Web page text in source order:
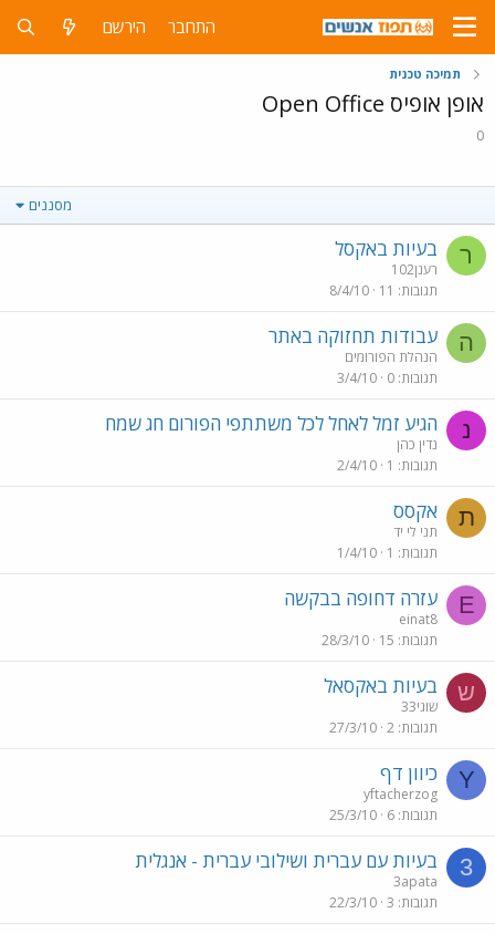
התחבר הירשם
תמיכה טכנית
אופן אופיס Open Office
0
מסננים
ר בעיות באקסל
רענן102
תגובות 11
8/4/10
ה עבודות תחזוקה באתר
הנהלת הפורומים
תגובות 0
3/4/10
נ הגיע זמל לאחל לכל משתתפי הפורום חג שמח
נדין כהן
תגובות 1
2/4/10
ת אקסס
תני לי יד
תגובות 1
1/4/10
E עזרה דחופה בבקשה
einat8
תגובות 15
28/3/10
ש בעיות באקסאל
שוגי33
תגובות 2
27/3/10
Y כיוון דף
yftacherzog
תגובות 6
25/3/10
3 בעיות עם עברית ושילובי עברית - אנגלית
3apata
תגובות 3
22/3/10